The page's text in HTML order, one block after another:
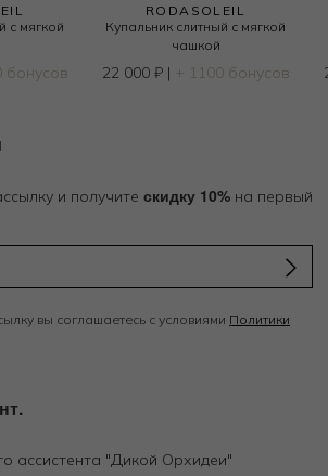
с мягкой
бонусов
RODASOLEIL
Купальник слитный с мягкой
чашкой
22 000 ₽| + 1100 бонусов
и получите скидку 10% на первый
вы соглашаетесь с условиями Политики
ассистента "Дикой Орхидеи"